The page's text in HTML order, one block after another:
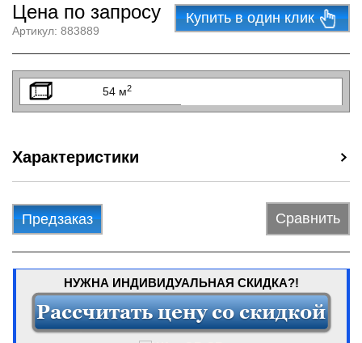
Цена по запросу
Артикул: 883889
Купить в один клик
54 м2
Характеристики
Предзаказ Сравнить
НУЖНА ИНДИВИДУАЛЬНАЯ СКИДКА?!